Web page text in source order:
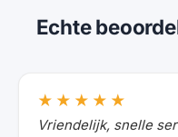
Echte
★★★★★
Vriendelijk, snelle